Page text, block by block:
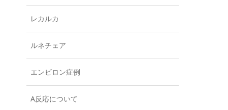
レカルカ
ルネチェア
エンビロン症例
A反応について